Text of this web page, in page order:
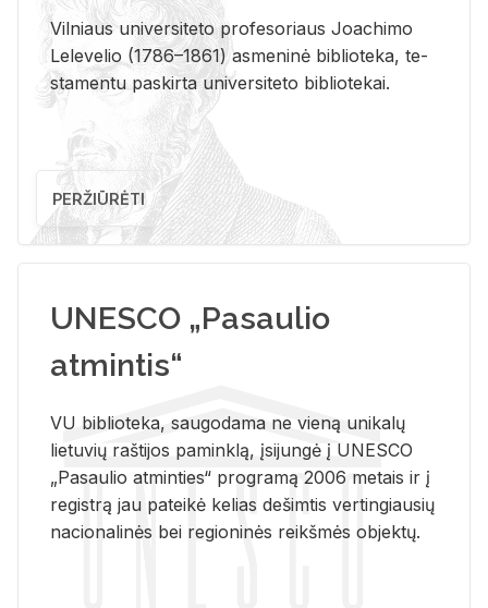
Vil­niaus uni­ver­si­te­to pro­fe­so­riaus Jo­a­chi­mo
Le­le­ve­lio (1786–1861) as­me­ni­nė bi­b­lio­te­ka, te­
sta­men­tu pa­skir­ta uni­ver­si­te­to bi­b­lio­te­kai.
PERŽIŪRĖTI
UNESCO „Pasaulio
atmintis“
VU biblioteka, saugodama ne vieną unikalų
lietuvių raštijos paminklą, įsijungė į UNESCO
„Pasaulio atminties“ programą 2006 metais ir į
registrą jau pateikė kelias dešimtis vertingiausių
nacionalinės bei regioninės reikšmės objektų.